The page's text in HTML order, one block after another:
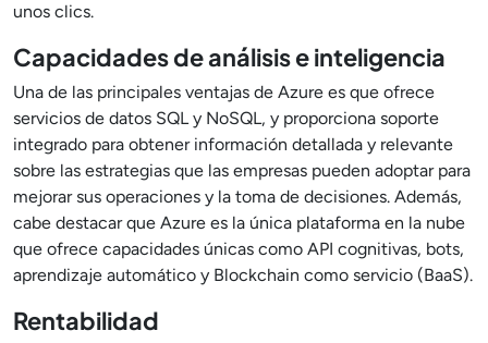
unos clics.
Capacidades de análisis e inteligencia
Una de las principales ventajas de Azure es que ofrece
servicios de datos SQL y NoSQL, y proporciona soporte
integrado para obtener información detallada y relevante
sobre las estrategias que las empresas pueden adoptar para
mejorar sus operaciones y la toma de decisiones. Además,
cabe destacar que Azure es la única plataforma en la nube
que ofrece capacidades únicas como API cognitivas, bots,
aprendizaje automático y Blockchain como servicio (BaaS).
Rentabilidad